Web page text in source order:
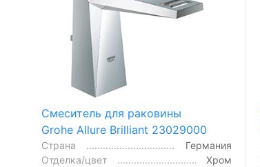
Смеситель для раковины
Grohe Allure Brilliant 23029000
Страна
Германия
Отделка/цвет
Хром